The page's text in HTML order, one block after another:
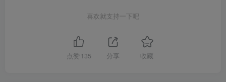
喜欢就支持一下吧
点赞 135 分享 收藏